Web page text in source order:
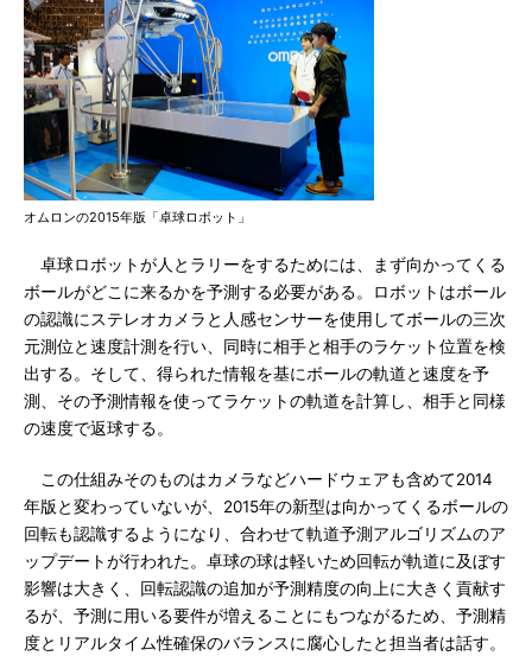
オムロンの2015年版「卓球ロボット」
卓球ロボットが人とラリーをするためには、まず向かってくる
ボールがどこに来るかを予測する必要がある。ロボットはボール
の認識にステレオカメラと人感センサーを使用してボールの三次
元測位と速度計測を行い、同時に相手と相手のラケット位置を検
出する。そして、得られた情報を基にボールの軌道と速度を予
測、その予測情報を使ってラケットの軌道を計算し、相手と同様
の速度で返球する。
この仕組みそのものはカメラなどハードウェアも含めて2014
年版と変わっていないが、2015年の新型は向かってくるボールの
回転も認識するようになり、合わせて軌道予測アルゴリズムのア
ップデートが行われた。卓球の球は軽いため回転が軌道に及ぼす
影響は大きく、回転認識の追加が予測精度の向上に大きく貢献す
るが、予測に用いる要件が増えることにもつながるため、予測精
度とリアルタイム性確保のバランスに腐心したと担当者は話す。